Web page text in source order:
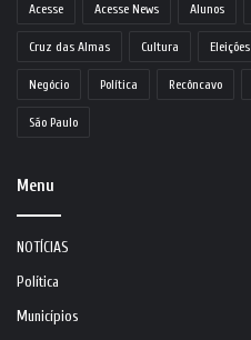
Acesse Acesse News Alunos
Cruz das Almas Cultura Eleições
Negócio Política Recôncavo
São Paulo
Menu
NOTÍCIAS
Política
Municípios